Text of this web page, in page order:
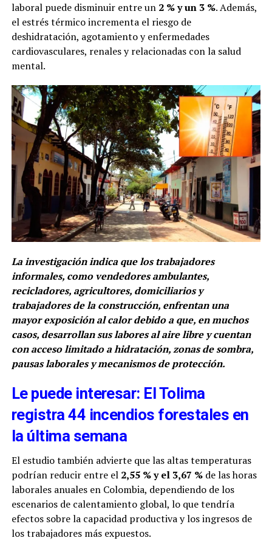
laboral puede disminuir entre un 2 % y un 3 %. Además,
el estrés térmico incrementa el riesgo de
deshidratación, agotamiento y enfermedades
cardiovasculares, renales y relacionadas con la salud
mental.
La investigación indica que los trabajadores
informales, como vendedores ambulantes,
recicladores, agricultores, domiciliarios y
trabajadores de la construcción, enfrentan una
mayor exposición al calor debido a que, en muchos
casos, desarrollan sus labores al aire libre y cuentan
con acceso limitado a hidratación, zonas de sombra,
pausas laborales y mecanismos de protección.
Le puede interesar: El Tolima
registra 44 incendios forestales en
la última semana
El estudio también advierte que las altas temperaturas
podrían reducir entre el 2,55 % y el 3,67 %de las horas
laborales anuales en Colombia, dependiendo de los
escenarios de calentamiento global, lo que tendría
efectos sobre la capacidad productiva y los ingresos de
los trabajadores más expuestos.